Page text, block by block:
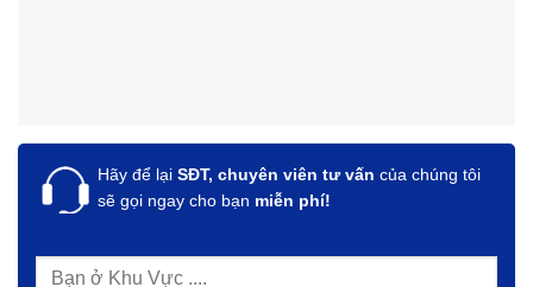
Hãy để lại SĐT, chuyên viên tư vấn của chúng tôi
sẽ gọi ngay cho bạn miễn phí!